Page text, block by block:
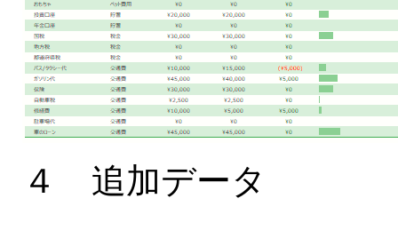
４ 追加データ